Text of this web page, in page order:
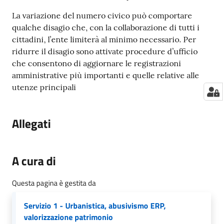
La variazione del numero civico può comportare
qualche disagio che, con la collaborazione di tutti i
cittadini, l’ente limiterà al minimo necessario. Per
ridurre il disagio sono attivate procedure d’ufficio
che consentono di aggiornare le registrazioni
amministrative più importanti e quelle relative alle
utenze principali
Allegati
A cura di
Questa pagina è gestita da
Servizio 1 - Urbanistica, abusivismo ERP,
valorizzazione patrimonio